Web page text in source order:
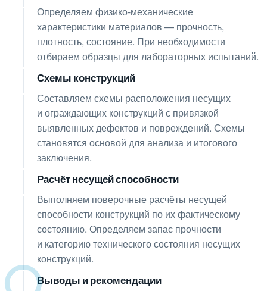
Определяем физико-механические
характеристики материалов — прочность,
плотность, состояние. При необходимости
отбираем образцы для лабораторных испытаний.
Схемы конструкций
Составляем схемы расположения несущих
и ограждающих конструкций с привязкой
выявленных дефектов и повреждений. Схемы
становятся основой для анализа и итогового
заключения.
Расчёт несущей способности
Выполняем поверочные расчёты несущей
способности конструкций по их фактическому
состоянию. Определяем запас прочности
и категорию технического состояния несущих
конструкций.
Выводы и рекомендации